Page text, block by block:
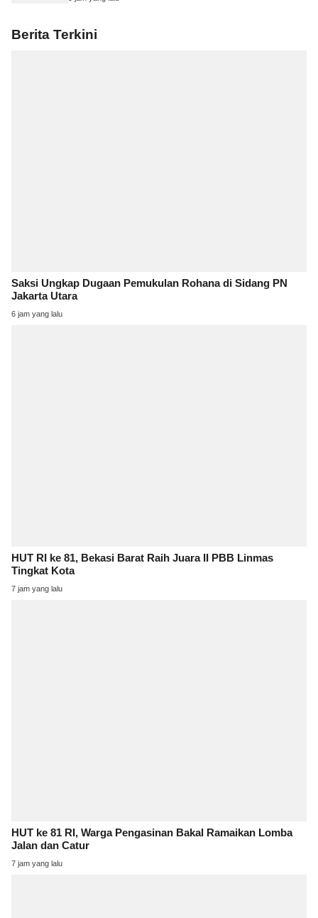
Berita Terkini
Saksi Ungkap Dugaan Pemukulan Rohana di Sidang PN
Jakarta Utara
6 jam yang lalu
HUT RI ke 81, Bekasi Barat Raih Juara II PBB Linmas
Tingkat Kota
7 jam yang lalu
HUT ke 81 RI, Warga Pengasinan Bakal Ramaikan Lomba
Jalan dan Catur
7 jam yang lalu